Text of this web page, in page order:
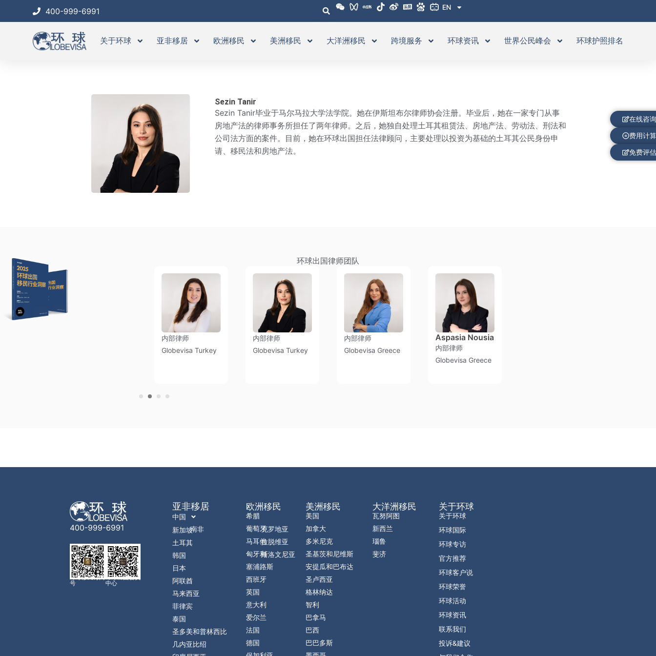
400-999-6991 EN
关于环球 亚非移居 欧洲移民 美洲移民 大洋洲移民 跨境服务 环球资讯 世界公民峰会 环球护照排名
Sezin Tanir
Sezin Tanir毕业于马尔马拉大学法学院。她在伊斯坦布尔律师协会注册。毕业后，她在一家专门从事
房地产法的律师事务所担任了两年律师。之后，她独自处理土耳其租赁法、房地产法、劳动法、刑法和
公司法方面的案件。目前，她在环球出国担任法律顾问，主要处理以投资为基础的土耳其公民身份申
请、移民法和房地产法。
环球出国律师团队
内部律师
Globevisa Turkey
内部律师
Globevisa Turkey
内部律师
Globevisa Greece
Aspasia Nousia
内部律师
Globevisa Greece
在线咨询
费用计算
免费评估
400-999-6991
环球移民订阅
号
环球出国会员
中心
亚非移居
中国
新加坡
土耳其
韩国
日本
阿联酋
马来西亚
菲律宾
泰国
圣多美和普林西比
几内亚比绍
南非
欧洲移民
希腊
葡萄牙
马耳他
匈牙利
塞浦路斯
西班牙
英国
意大利
爱尔兰
法国
德国
克罗地亚
拉脱维亚
斯洛文尼亚
美洲移民
美国
加拿大
多米尼克
圣基茨和尼维斯
安提瓜和巴布达
圣卢西亚
格林纳达
智利
巴拿马
巴西
巴巴多斯
大洋洲移民
瓦努阿图
新西兰
瑙鲁
斐济
关于环球
关于环球
环球国际
环球专访
官方推荐
环球客户说
环球荣誉
环球活动
环球资讯
联系我们
投诉&建议